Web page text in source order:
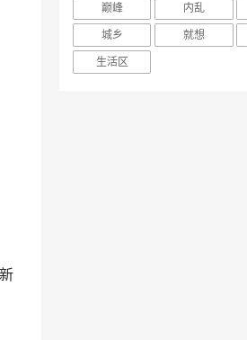
巅峰
内乱
城乡
就想
生活区